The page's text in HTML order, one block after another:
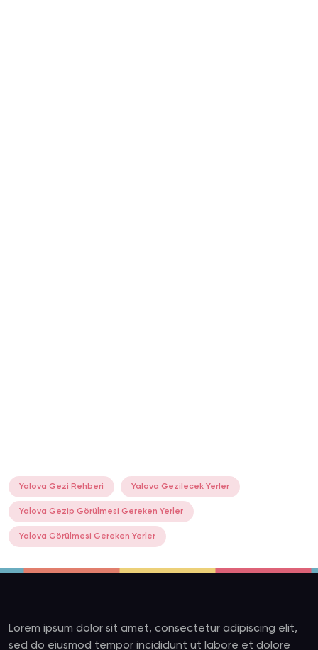
Yalova Gezi Rehberi Yalova Gezilecek Yerler
Yalova Gezip Görülmesi Gereken Yerler
Yalova Görülmesi Gereken Yerler
Lorem ipsum dolor sit amet, consectetur adipiscing elit,
sed do eiusmod tempor incididunt ut labore et dolore